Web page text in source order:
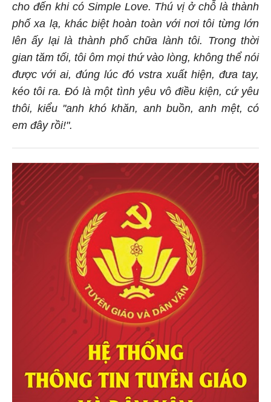
cho đến khi có Simple Love. Thú vị ở chỗ là thành
phố xa lạ, khác biệt hoàn toàn với nơi tôi từng lớn
lên ấy lại là thành phố chữa lành tôi. Trong thời
gian tăm tối, tôi ôm mọi thứ vào lòng, không thể nói
được với ai, đúng lúc đó vstra xuất hiện, đưa tay,
kéo tôi ra. Đó là một tình yêu vô điều kiện, cứ yêu
thôi, kiểu ''anh khó khăn, anh buồn, anh mệt, có
em đây rồi!".